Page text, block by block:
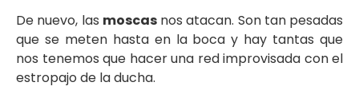
De nuevo, las moscasnos atacan. Son tan pesadas
que se meten hasta en la boca y hay tantas que
nos tenemos que hacer una red improvisada con el
estropajo de la ducha.